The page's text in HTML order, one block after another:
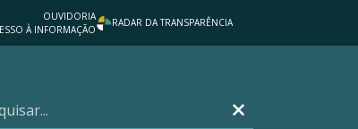
OUVIDORIA
À INFORMAÇÃO
RADAR DA TRANSPARÊNCIA